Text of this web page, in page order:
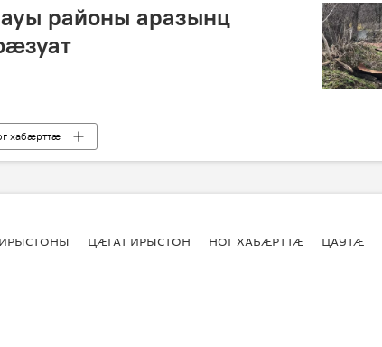
районы аразынц
хабӕрттӕ
ЦӔГАТ ИРЫСТОН НОГ ХАБӔРТТӔ ЦАУТӔ